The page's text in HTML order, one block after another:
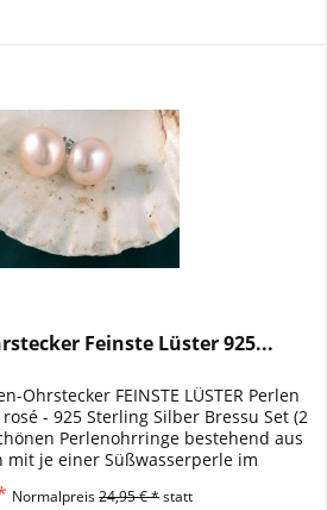
Feinste Lüster 925...
Ohrstecker FEINSTE LÜSTER Perlen
- 925 Sterling Silber Bressu Set (2
Perlenohrringe bestehend aus
mit je einer Süßwasserperle im
Durchmesser...
Normalpreis24,95 € *statt